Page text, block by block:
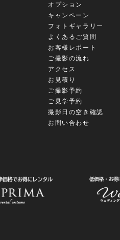
オプション
キャンペーン
フォトギャラリー
よくあるご質問
お客様レポート
ご撮影の流れ
アクセス
お見積り
ご撮影予約
ご見学予約
撮影日の空き確認
お問い合わせ